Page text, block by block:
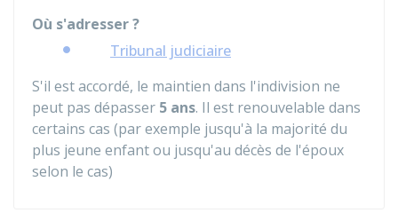
Où s'adresser ?
Tribunal judiciaire
S'il est accordé, le maintien dans l'indivision ne
peut pas dépasser 5 ans. Il est renouvelable dans
certains cas (par exemple jusqu'à la majorité du
plus jeune enfant ou jusqu'au décès de l'époux
selon le cas)